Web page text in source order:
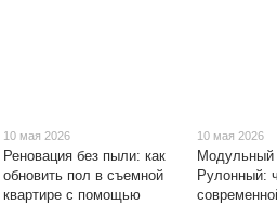
10 мая 2026
Реновация без пыли: как
обновить пол в съемной
квартире с помощью
10 мая 2026
Модульный
Рулонный: